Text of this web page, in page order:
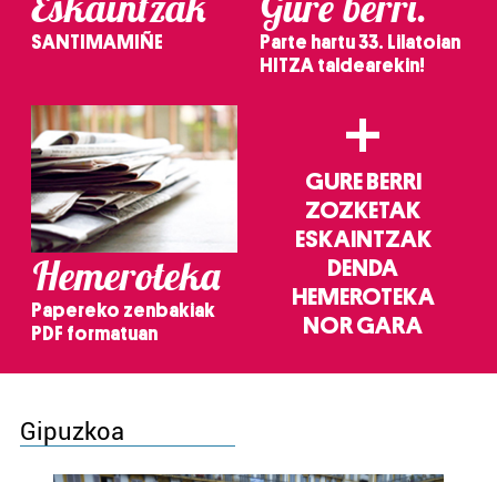
SANTIMAMIÑE
Parte hartu 33. Lilatoian
HITZA taldearekin!
Hemeroteka
Papereko zenbakiak
PDF formatuan
+
GURE BERRI
ZOZKETAK
ESKAINTZAK
DENDA
HEMEROTEKA
NOR GARA
Gipuzkoa